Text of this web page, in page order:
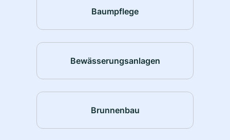
Baumpflege
Bewässerungsanlagen
Brunnenbau